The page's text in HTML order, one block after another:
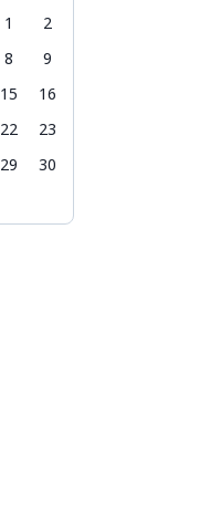
1
2
8
9
15
16
22
23
29
30